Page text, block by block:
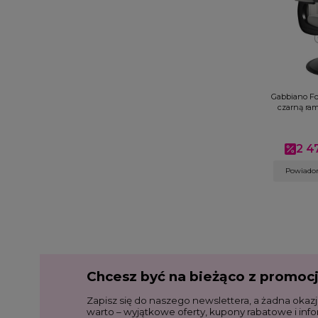
Gabbiano
czarną
2
Chcesz być na bieżąco z
Zapisz się do naszego newslettera, a żadna
warto – wyjątkowe oferty, kupony rabatowe i